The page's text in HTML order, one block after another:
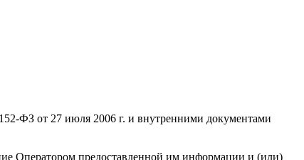
ФЗ от 27 июля 2006 г. и внутренними документами
Оператором предоставленной им информации и (или)